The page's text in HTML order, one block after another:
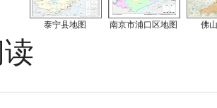
泰宁县地图 南京市浦口区地图 佛